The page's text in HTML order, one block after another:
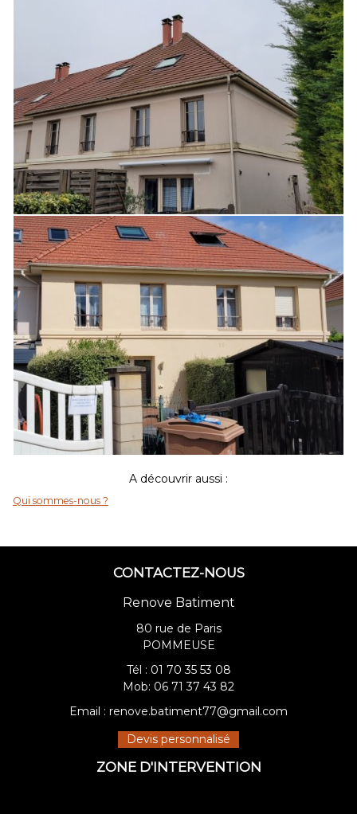
A découvrir aussi :
Qui sommes-nous ?
CONTACTEZ-NOUS
Renove Batiment
80 rue de Paris
POMMEUSE
Tél : 01 70 35 53 08
Mob: 06 71 37 43 82
Email : renove.batiment77@gmail.com
Devis personnalisé
ZONE D'INTERVENTION